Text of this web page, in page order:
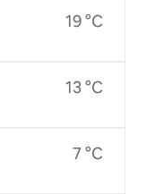
19 °C
13 °C
7 °C